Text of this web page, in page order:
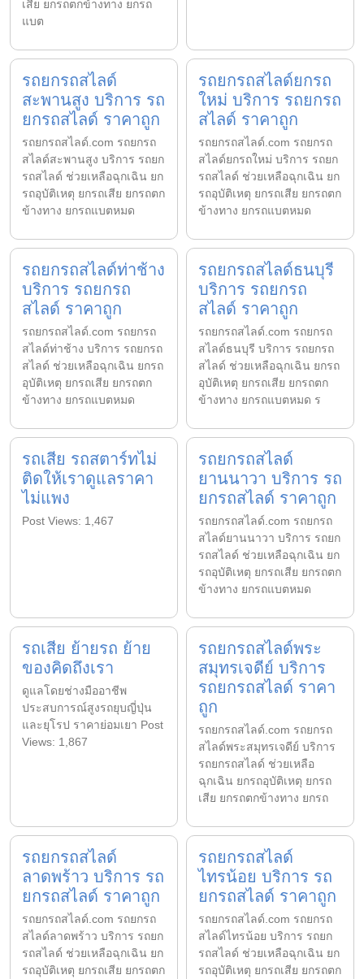
เสีย ยกรถตกข้างทาง ยกรถ
แบต
รถยกรถสไลด์
สะพานสูง บริการ รถ
ยกรถสไลด์ ราคาถูก
รถยกรถสไลด์.com รถยกรถ
สไลด์สะพานสูง บริการ รถยก
รถสไลด์ ช่วยเหลือฉุกเฉิน ยก
รถอุบัติเหตุ ยกรถเสีย ยกรถตก
ข้างทาง ยกรถแบตหมด
รถยกรถสไลด์ยกรถ
ใหม่ บริการ รถยกรถ
สไลด์ ราคาถูก
รถยกรถสไลด์.com รถยกรถ
สไลด์ยกรถใหม่ บริการ รถยก
รถสไลด์ ช่วยเหลือฉุกเฉิน ยก
รถอุบัติเหตุ ยกรถเสีย ยกรถตก
ข้างทาง ยกรถแบตหมด
รถยกรถสไลด์ท่าช้าง
บริการ รถยกรถ
สไลด์ ราคาถูก
รถยกรถสไลด์.com รถยกรถ
สไลด์ท่าช้าง บริการ รถยกรถ
สไลด์ ช่วยเหลือฉุกเฉิน ยกรถ
อุบัติเหตุ ยกรถเสีย ยกรถตก
ข้างทาง ยกรถแบตหมด
รถยกรถสไลด์ธนบุรี
บริการ รถยกรถ
สไลด์ ราคาถูก
รถยกรถสไลด์.com รถยกรถ
สไลด์ธนบุรี บริการ รถยกรถ
สไลด์ ช่วยเหลือฉุกเฉิน ยกรถ
อุบัติเหตุ ยกรถเสีย ยกรถตก
ข้างทาง ยกรถแบตหมด ร
รถเสีย รถสตาร์ทไม่
ติดให้เราดูแลราคา
ไม่แพง
Post Views: 1,467
รถยกรถสไลด์
ยานนาวา บริการ รถ
ยกรถสไลด์ ราคาถูก
รถยกรถสไลด์.com รถยกรถ
สไลด์ยานนาวา บริการ รถยก
รถสไลด์ ช่วยเหลือฉุกเฉิน ยก
รถอุบัติเหตุ ยกรถเสีย ยกรถตก
ข้างทาง ยกรถแบตหมด
รถเสีย ย้ายรถ ย้าย
ของคิดถึงเรา
ดูแลโดยช่างมืออาชีพ
ประสบการณ์สูงรถยุบญี่ปุ่น
และยุโรป ราคาย่อมเยา Post
Views: 1,867
รถยกรถสไลด์พระ
สมุทรเจดีย์ บริการ
รถยกรถสไลด์ ราคา
ถูก
รถยกรถสไลด์.com รถยกรถ
สไลด์พระสมุทรเจดีย์ บริการ
รถยกรถสไลด์ ช่วยเหลือ
ฉุกเฉิน ยกรถอุบัติเหตุ ยกรถ
เสีย ยกรถตกข้างทาง ยกรถ
รถยกรถสไลด์
ลาดพร้าว บริการ รถ
ยกรถสไลด์ ราคาถูก
รถยกรถสไลด์.com รถยกรถ
สไลด์ลาดพร้าว บริการ รถยก
รถสไลด์ ช่วยเหลือฉุกเฉิน ยก
รถอุบัติเหตุ ยกรถเสีย ยกรถตก
รถยกรถสไลด์
ไทรน้อย บริการ รถ
ยกรถสไลด์ ราคาถูก
รถยกรถสไลด์.com รถยกรถ
สไลด์ไทรน้อย บริการ รถยก
รถสไลด์ ช่วยเหลือฉุกเฉิน ยก
รถอุบัติเหตุ ยกรถเสีย ยกรถตก